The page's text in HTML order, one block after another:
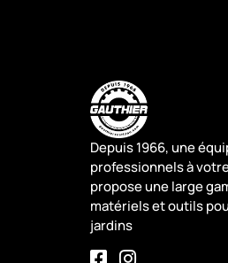
Depuis 1966, une
professionnels à
propose une large
matériels et outils
jardins